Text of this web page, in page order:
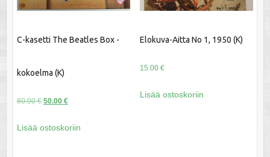
C-kasetti The Beatles Box -
kokoelma (K)
80.00€ Alkuperäinen
oli:
50.00 €Nykyinen
on:
Lisää ostoskoriin
Elokuva-Aitta No 1, 1950 (K)
15.00 €
Lisää ostoskoriin